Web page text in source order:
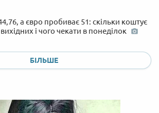
а євро пробиває 51: скільки коштує
і чого чекати в понеділок
БІЛЬШЕ